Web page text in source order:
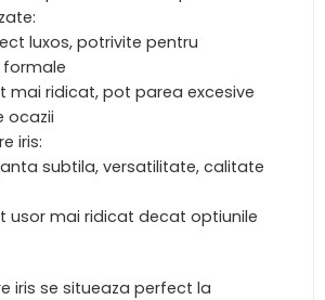
luxos, potrivite pentru
mai ridicat, pot parea excesive
ocazii
iris:
subtila, versatilitate, calitate
usor mai ridicat decat optiunile
iris se situeaza perfect la